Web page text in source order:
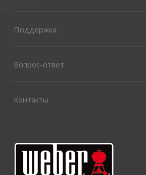
Поддержка
Вопрос-ответ
Контакты